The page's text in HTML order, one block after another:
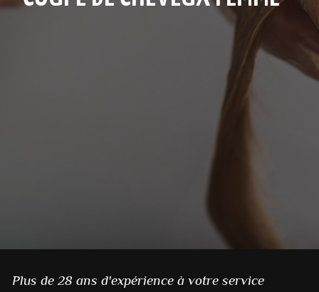
Plus de 28 ans d'expérience à votre service